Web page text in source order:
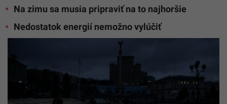
Na zimu sa musia pripraviť na to najhoršie
Nedostatok energií nemožno vylúčiť
Kyjev
výpadok
prúdu